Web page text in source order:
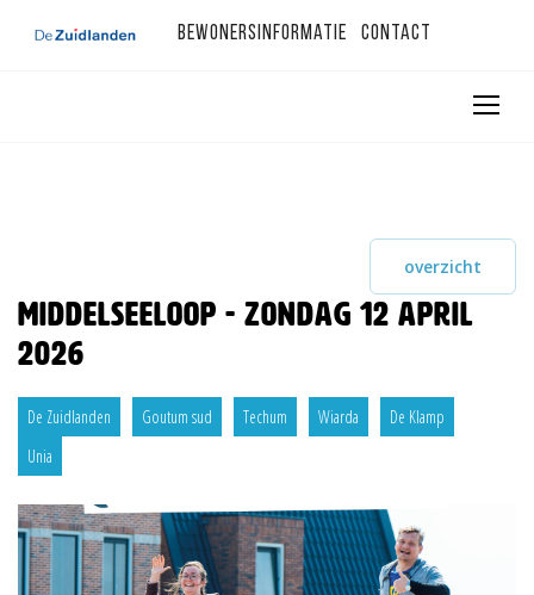
Bewonersinformatie Contact
overzicht
Middelseeloop - zondag 12 april
2026
De Zuidlanden Goutum sud Techum Wiarda
De Klamp
Unia